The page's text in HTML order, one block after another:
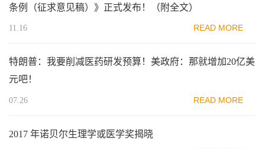
条例（征求意见稿）》正式发布！（附全文）
11.16 READ MORE
特朗普：我要削减医药研发预算！美政府：那就增加20亿美
元吧！
07.26 READ MORE
2017 年诺贝尔生理学或医学奖揭晓